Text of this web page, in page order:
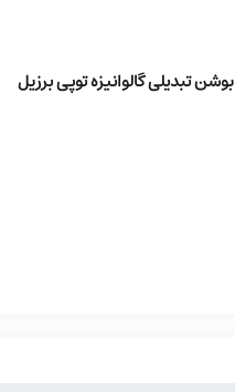
بوشن تبدیلی گالوانیزه توپی برزیل